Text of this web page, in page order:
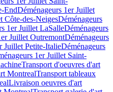
EndDéménageurs 1er Juillet
Côte-des-NeigesDéménageurs
1er Juillet LaSalleDéménageurs
Juillet OutremontDéménageurs
Juillet Petite-ItalieDéménageurs
1er Juillet Saint-
Transport d'oeuvres d'art
MontrealTransport tableaux
Livraison oeuvres d'art